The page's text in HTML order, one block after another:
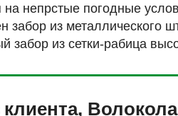
на непрстые погодные
забор из металлического
забор из сетки-рабица